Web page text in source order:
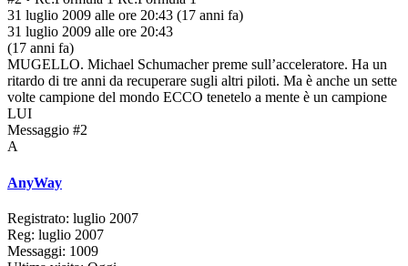
31 luglio 2009 alle ore 20:43 (17 anni fa)
31 luglio 2009 alle ore 20:43
(17 anni fa)
MUGELLO. Michael Schumacher preme sull’acceleratore. Ha un
ritardo di tre anni da recuperare sugli altri piloti. Ma è anche un sette
volte campione del mondo ECCO tenetelo a mente è un campione
LUI
Messaggio #2
A
AnyWay
Registrato: luglio 2007
Reg: luglio 2007
Messaggi: 1009